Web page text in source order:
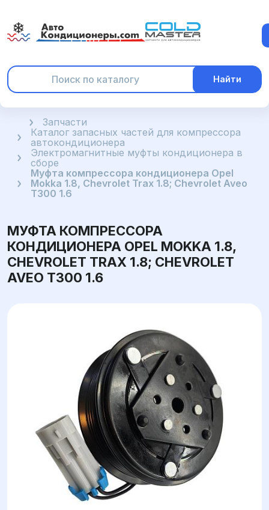
Найти
ГлавнаяЗапчасти
Каталог запасных частей для компрессора
автокондиционера
Электромагнитные муфты кондиционера в
сборе
Муфта компрессора кондиционера Opel
Mokka 1.8, Chevrolet Trax 1.8; Chevrolet Aveo
T300 1.6
МУФТА КОМПРЕССОРА
КОНДИЦИОНЕРА OPEL MOKKA 1.8,
CHEVROLET TRAX 1.8; CHEVROLET
AVEO T300 1.6